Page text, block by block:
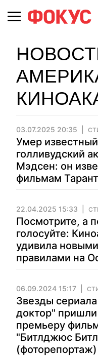
03.07.2025 20:35
Умер известный
голливудский
Мэдсен: он
фильмам
22.04.2025 15:33
Посмотрите, а
голосуйте:
удивила новыми
правилами на
06.09.2024 15:17
Звезды
доктор" пришли
премьеру
"Битлджюс
(фоторепортаж)